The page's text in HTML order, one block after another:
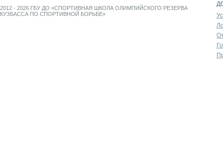
2012 - 2026 ГБУ ДО «СПОРТИВНАЯ ШКОЛА ОЛИМПИЙСКОГО РЕЗЕРВА
КУЗБАССА ПО СПОРТИВНОЙ БОРЬБЕ»